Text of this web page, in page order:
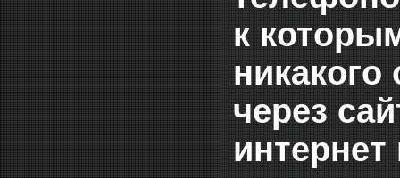
к
через
интернет